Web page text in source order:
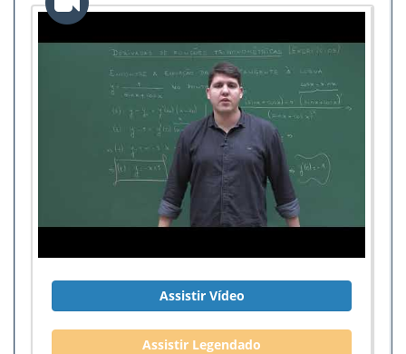
Assistir Vídeo
Assistir Legendado